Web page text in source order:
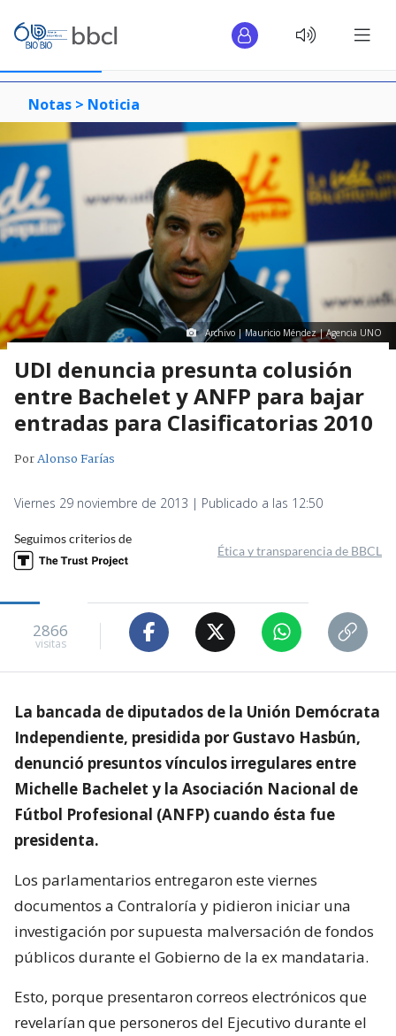
Notas > Noticia
Archivo | Mauricio Méndez | Agencia UNO
UDI denuncia presunta colusión
entre Bachelet y ANFP para bajar
entradas para Clasificatorias 2010
PorAlonso Farías
Viernes 29 noviembre de 2013 | Publicado a las 12:50
Seguimos criterios de
Ética y transparencia de BBCL
2866
visitas
La bancada de diputados de la Unión Demócrata
Independiente, presidida por Gustavo Hasbún,
denunció presuntos vínculos irregulares entre
Michelle Bachelet y la Asociación Nacional de
Fútbol Profesional (ANFP) cuando ésta fue
presidenta.
Los parlamentarios entregaron este viernes
documentos a Contraloría y pidieron iniciar una
investigación por supuesta malversación de fondos
públicos durante el Gobierno de la ex mandataria.
Esto, porque presentaron correos electrónicos que
revelarían que personeros del Ejecutivo durante el